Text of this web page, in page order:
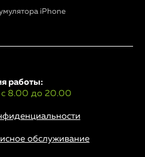
iPhone
работы:
с 8.00 до 20.00
обслуживание